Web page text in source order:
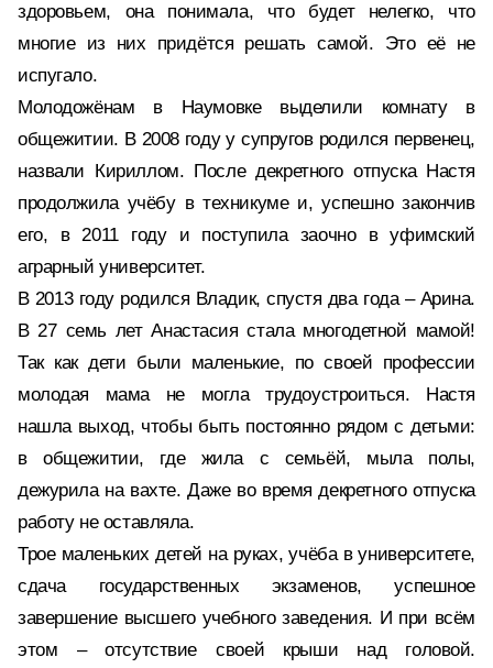
здоровьем, она понимала, что будет нелегко, что
многие из них придётся решать самой. Это её не
испугало.
Молодожёнам в Наумовке выделили комнату в
общежитии. В 2008 году у супругов родился первенец,
назвали Кириллом. После декретного отпуска Настя
продолжила учёбу в техникуме и, успешно закончив
его, в 2011 году и поступила заочно в уфимский
аграрный университет.
В 2013 году родился Владик, спустя два года – Арина.
В 27 семь лет Анастасия стала многодетной мамой!
Так как дети были маленькие, по своей профессии
молодая мама не могла трудоустроиться. Настя
нашла выход, чтобы быть постоянно рядом с детьми:
в общежитии, где жила с семьёй, мыла полы,
дежурила на вахте. Даже во время декретного отпуска
работу не оставляла.
Трое маленьких детей на руках, учёба в университете,
сдача государственных экзаменов, успешное
завершение высшего учебного заведения. И при всём
этом – отсутствие своей крыши над головой.